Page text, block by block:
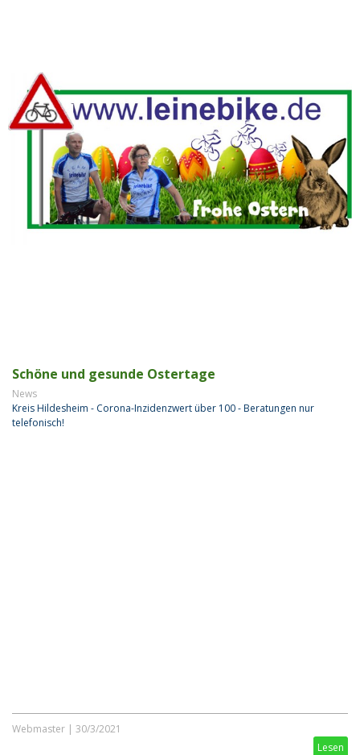
Schöne und gesunde Ostertage
News
Kreis Hildesheim - Corona-Inzidenzwert über 100 - Beratungen nur
telefonisch!
Webmaster | 30/3/2021
Lesen